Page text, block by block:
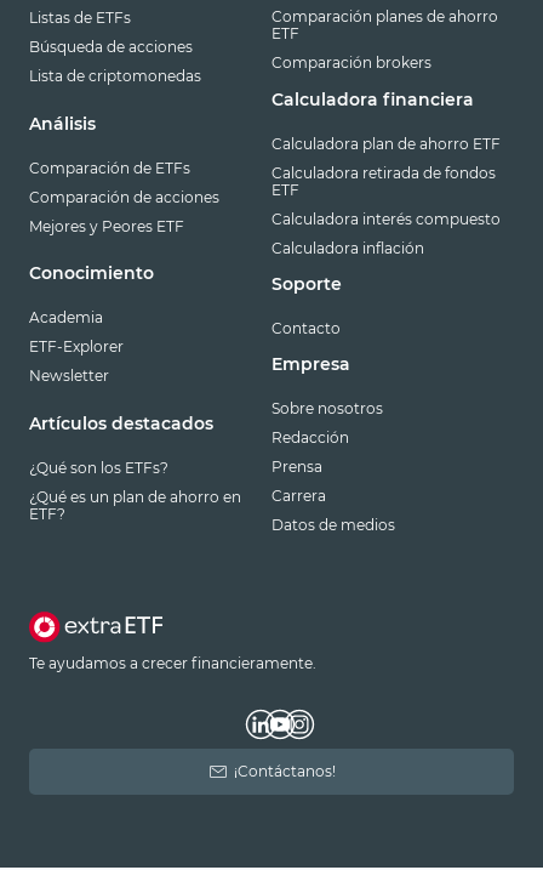
Listas de ETFs
Búsqueda de acciones
Lista de criptomonedas
Análisis
Comparación de ETFs
Comparación de acciones
Mejores y Peores ETF
Conocimiento
Academia
ETF-Explorer
Newsletter
Artículos destacados
¿Qué son los ETFs?
¿Qué es un plan de ahorro en
ETF?
Comparación planes de ahorro
ETF
Comparación brokers
Calculadora financiera
Calculadora plan de ahorro ETF
Calculadora retirada de fondos
ETF
Calculadora interés compuesto
Calculadora inflación
Soporte
Contacto
Empresa
Sobre nosotros
Redacción
Prensa
Carrera
Datos de medios
Te ayudamos a crecer financieramente.
¡Contáctanos!